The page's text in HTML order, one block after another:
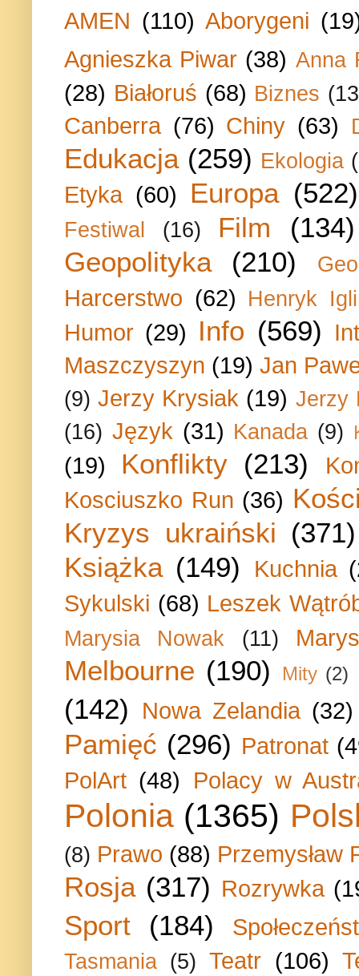
AMEN (110) Aborygeni
Agnieszka Piwar (38) Anna
(28) Białoruś (68) Biznes
Canberra (76) Chiny (63)
Edukacja (259) Ekologia
Etyka (60) Europa (522)
Festiwal (16) Film
(134)
Geopolityka
(210)
Harcerstwo (62) Henryk
Humor (29) Info (569)
Maszczyszyn (19) Jan
(9) Jerzy Krysiak (19) Jerzy
(16) Język (31) Kanada (9)
(19) Konflikty (213)
Kosciuszko Run (36)
Kryzys ukraiński (371)
Książka (149) Kuchnia
Sykulski (68) Leszek
Marysia Nowak (11)
Melbourne (190) Mity (2)
(142) Nowa Zelandia (32)
Pamięć (296) Patronat
PolArt (48) Polacy w
Polonia (1365)
(8) Prawo (88) Przemysław
Rosja (317) Rozrywka
Sport (184)
Tasmania (5) Teatr (106)